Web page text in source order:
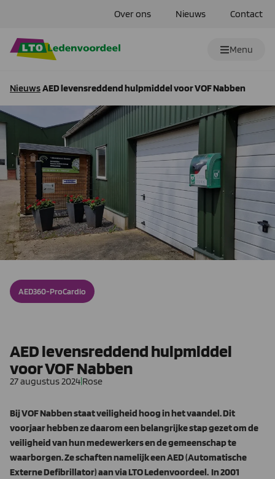
Over ons Nieuws Contact
Menu
NieuwsAED levensreddend hulpmiddel voor VOF Nabben
AED360-ProCardio
AED levensreddend hulpmiddel
voor VOF Nabben
27 augustus 2024 Rose
Bij VOF Nabben staat veiligheid hoog in het vaandel. Dit
voorjaar hebben ze daarom een belangrijke stap gezet om de
veiligheid van hun medewerkers en de gemeenschap te
waarborgen. Ze schaften namelijk een AED (Automatische
Externe Defibrillator) aan via LTO Ledenvoordeel. In 2001